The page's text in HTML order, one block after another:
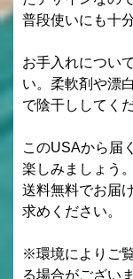
普段使いにも十
お手入れについ
い。柔軟剤や漂
で陰干ししてく
このUSAから届
楽しみましょう。
送料無料でお届
求めください。
※環境によりご
る場合がございま